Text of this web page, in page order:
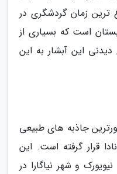
ترین زمان گردشگری در
است که بسیاری از
دیدنی این آبشار به این
جاذبه های طبیعی
قرار گرفته است. این
نیویورک و شهر نیاگارا در